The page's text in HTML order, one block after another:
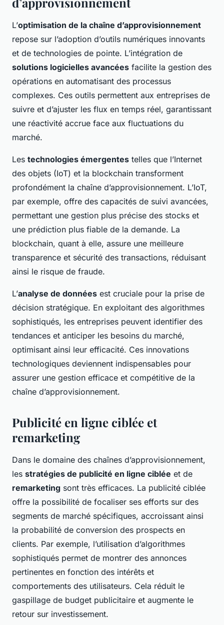
L’optimisation de la chaîne d’approvisionnement
repose sur l’adoption d’outils numériques innovants
et de technologies de pointe. L’intégration de
solutions logicielles avancées facilite la gestion des
opérations en automatisant des processus
complexes. Ces outils permettent aux entreprises de
suivre et d’ajuster les flux en temps réel, garantissant
une réactivité accrue face aux fluctuations du
marché.
Les technologies émergentes telles que l’Internet
des objets (IoT) et la blockchain transforment
profondément la chaîne d’approvisionnement. L’IoT,
par exemple, offre des capacités de suivi avancées,
permettant une gestion plus précise des stocks et
une prédiction plus fiable de la demande. La
blockchain, quant à elle, assure une meilleure
transparence et sécurité des transactions, réduisant
ainsi le risque de fraude.
L’analyse de données est cruciale pour la prise de
décision stratégique. En exploitant des algorithmes
sophistiqués, les entreprises peuvent identifier des
tendances et anticiper les besoins du marché,
optimisant ainsi leur efficacité. Ces innovations
technologiques deviennent indispensables pour
assurer une gestion efficace et compétitive de la
chaîne d’approvisionnement.
Publicité en ligne ciblée et
remarketing
Dans le domaine des chaînes d’approvisionnement,
les stratégies de publicité en ligne ciblée et de
remarketing sont très efficaces. La publicité ciblée
offre la possibilité de focaliser ses efforts sur des
segments de marché spécifiques, accroissant ainsi
la probabilité de conversion des prospects en
clients. Par exemple, l’utilisation d’algorithmes
sophistiqués permet de montrer des annonces
pertinentes en fonction des intérêts et
comportements des utilisateurs. Cela réduit le
gaspillage de budget publicitaire et augmente le
retour sur investissement.